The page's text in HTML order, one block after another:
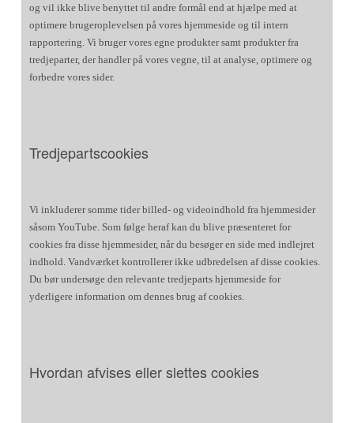
og vil ikke blive benyttet til andre formål end at hjælpe med at
optimere brugeroplevelsen på vores hjemmeside og til intern
rapportering. Vi bruger vores egne produkter samt produkter fra
tredjeparter, der handler på vores vegne, til at analyse, optimere og
forbedre vores sider.
Tredjepartscookies
Vi inkluderer somme tider billed- og videoindhold fra hjemmesider
såsom YouTube. Som følge heraf kan du blive præsenteret for
cookies fra disse hjemmesider, når du besøger en side med indlejret
indhold. Vandværket kontrollerer ikke udbredelsen af disse cookies.
Du bør undersøge den relevante tredjeparts hjemmeside for
yderligere information om dennes brug af cookies.
Hvordan afvises eller slettes cookies